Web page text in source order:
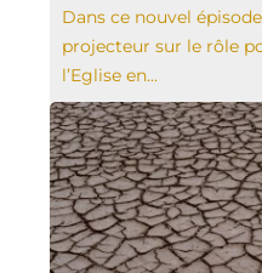
Dans ce nouvel
projecteur sur le rôle
l’Eglise en...